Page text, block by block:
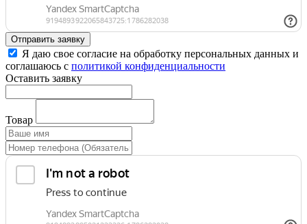
Отправить заявку
Я даю свое согласие на обработку персональных данных и
соглашаюсь с политикой конфиденциальности
Оставить заявку
Товар